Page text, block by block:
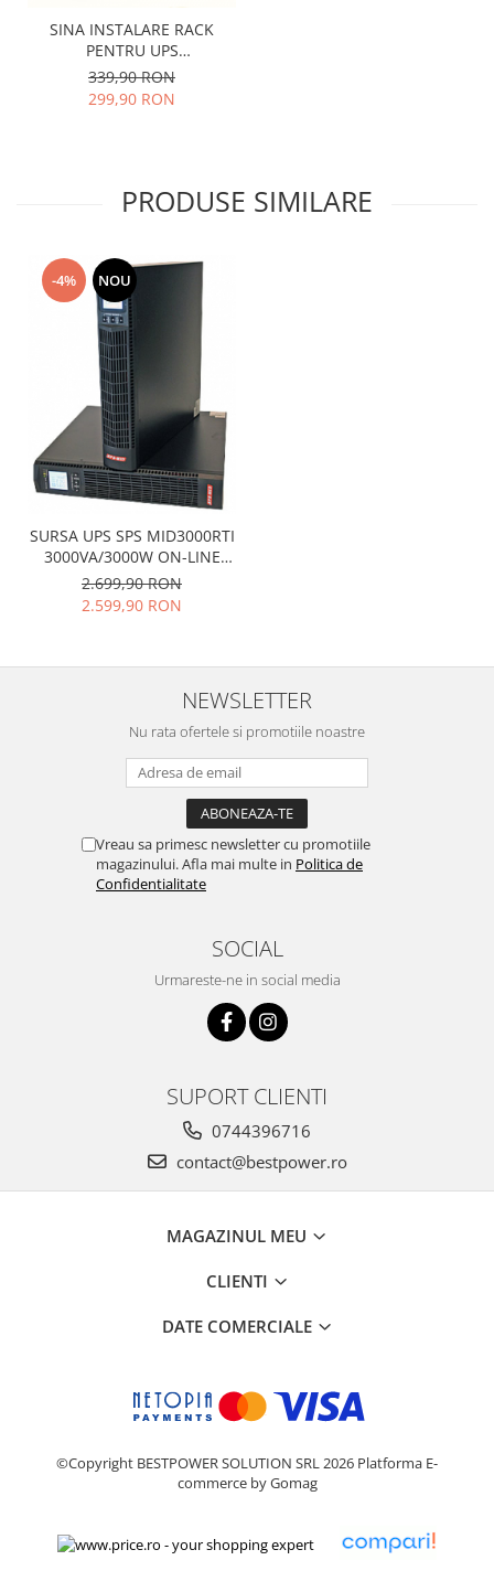
SINA INSTALARE RACK
PENTRU UPS
MID1000/3000RTI
339,90 RON
299,90 RON
PRODUSE SIMILARE
-4% NOU
SURSA UPS SPS MID3000RTI
3000VA/3000W ON-LINE
RACKMOUNT
2.699,90 RON
2.599,90 RON
NEWSLETTER
Nu rata ofertele si promotiile noastre
Vreau sa primesc newsletter cu promotiile
magazinului. Afla mai multe in Politica de
Confidentialitate
SOCIAL
Urmareste-ne in social media
SUPORT CLIENTI
0744396716
contact@bestpower.ro
MAGAZINUL MEU
CLIENTI
DATE COMERCIALE
©Copyright BESTPOWER SOLUTION SRL 2026 Platforma E-
commerce by Gomag